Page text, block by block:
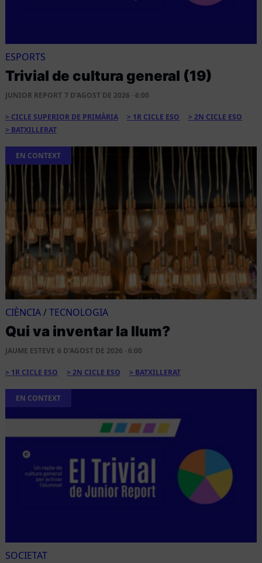
ESPORTS
Trivial de cultura general (19)
JUNIOR REPORT 7 D'AGOST DE 2026 · 6:00
CICLE SUPERIOR DE PRIMÀRIA 1R CICLE ESO
2N CICLE ESO
BATXILLERAT
EN CONTEXT
CIÈNCIA/TECNOLOGIA
Qui va inventar la llum?
JAUME ESTEVE 6 D'AGOST DE 2026 · 6:00
1R CICLE ESO 2N CICLE ESO BATXILLERAT
EN CONTEXT
SOCIETAT